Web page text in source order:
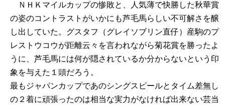
ＮＨＫマイルカップの惨敗と、人気薄で快勝した秋華賞
の姿のコントラストがいかにも芦毛馬らしい不可解さを醸
し出していた。グスタフ（グレイソブリン直仔）産駒のプ
レストウコウが距離云々を言われながら菊花賞を勝ったよ
うに、芦毛馬には何が隠されているか分からないという印
象を与えた１頭だろう。
最もジャパンカップであのシングスピールとタイム差無し
の２着に頑張ったのは相当な実力がなければ出来ない芸当